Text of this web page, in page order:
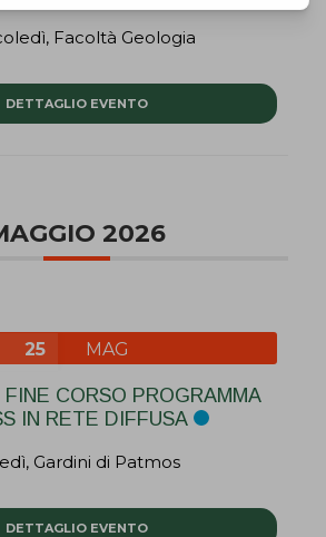
Facoltà Geologia
DETTAGLIO EVENTO
2026
25 MAG
CORSO PROGRAMMA
IN RETE DIFFUSA
Gardini di Patmos
DETTAGLIO EVENTO